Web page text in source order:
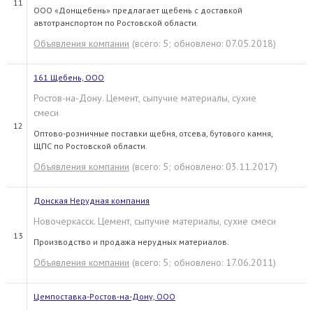
11
ООО «Донщебень» предлагает щебень с доставкой
автотранспортом по Ростовской области.
Объявления компании (всего: 5; обновлено: 07.05.2018)
12
161 Щебень, ООО
Ростов-на-Дону. Цемент, сыпучие материалы, сухие
смеси
Оптово-розничные поставки щебня, отсева, бутового камня,
ЩПС по Ростовской области.
Объявления компании (всего: 5; обновлено: 03.11.2017)
13
Донская Нерудная компания
Новочеркасск. Цемент, сыпучие материалы, сухие смеси
Производство и продажа нерудных материалов.
Объявления компании (всего: 5; обновлено: 17.06.2011)
Цемпоставка-Ростов-на-Дону, ООО